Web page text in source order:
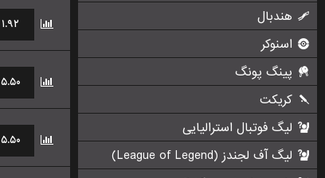
۱.۹۲
۵.۵۰
۵.۵۰